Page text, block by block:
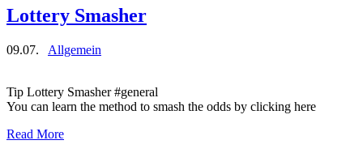
Lottery Smasher
09.07. Allgemein
Tip Lottery Smasher #general
You can learn the method to smash the odds by clicking here
Read More